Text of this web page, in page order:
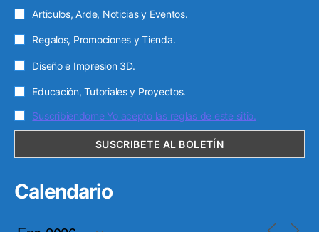
Articulos, Arde, Noticias y Eventos.
Regalos, Promociones y Tienda.
Diseño e Impresion 3D.
Educación, Tutoriales y Proyectos.
Suscribiendome Yo acepto las reglas de este sitio.
Calendario